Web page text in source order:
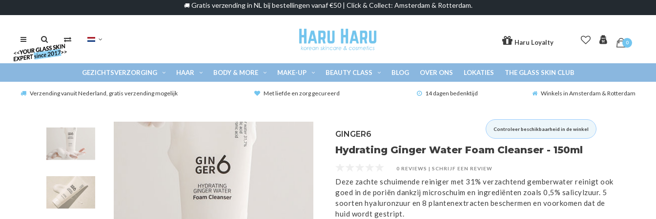
🚚Gratis verzending in NL bij bestellingen vanaf €50 | Click & Collect: Amsterdam & Rotterdam.
Haru Loyalty 0
GEZICHTSVERZORGING HAAR BODY & MORE MAKE-UP BEAUTY CLASS BLOG OVER ONS LOKATIES THE GLASS SKIN CLUB
Verzending vanuit Nederland, gratis verzending mogelijk Met liefde en zorg gecureerd 14 dagen bedenktijd Winkels in Amsterdam & Rotterdam
Controleer beschikbaarheid in de winkel
GINGER6
Hydrating Ginger Water Foam Cleanser - 150ml
0 REVIEWS | SCHRIJF EEN REVIEW
Deze zachte schuimende reiniger met 31% verzachtend gemberwater reinigt ook
goed in de poriën dankzij microschuim en ingrediënten zoals 0,5% salicylzuur. 5
soorten hyaluronzuur en 8 plantenextracten beschermen en voorkomen dat de
huid wordt gestript.